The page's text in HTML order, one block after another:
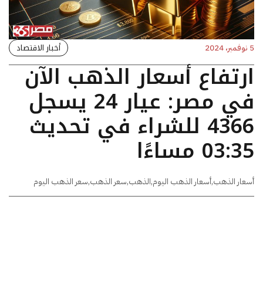
5 نوفمبر، 2024 أخبار الاقتصاد
ارتفاع أسعار الذهب الآن
في مصر: عيار 24 يسجل
4366 للشراء في تحديث
03:35 مساءًا
أسعار الذهب,أسعار الذهب اليوم,الذهب,سعر الذهب,سعر الذهب اليوم